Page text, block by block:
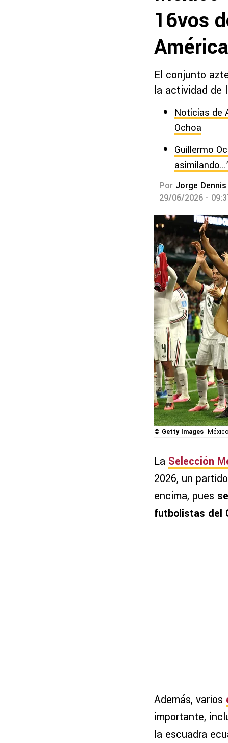
16vos
América
El conjunto
la actividad de
Noticias de
Ochoa
Guillermo
Por Jorge Dennis
29/06/2026 -
© Getty Images
La Selección
2026, un
encima, pues
futbolistas del
Además, varios
importante,
la escuadra